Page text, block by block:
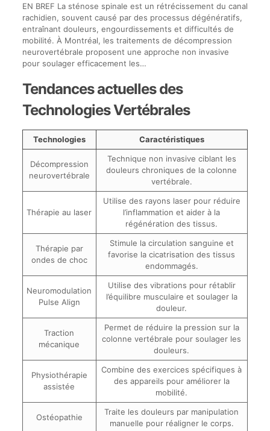
EN BREF La sténose spinale est un rétrécissement du canal
rachidien, souvent causé par des processus dégénératifs,
entraînant douleurs, engourdissements et difficultés de
mobilité. À Montréal, les traitements de décompression
neurovertébrale proposent une approche non invasive
pour soulager efficacement les…
Tendances actuelles des
Technologies Vertébrales
Technologies Caractéristiques
Décompression
neurovertébrale
Technique non invasive ciblant les
douleurs chroniques de la colonne
vertébrale.
Thérapie au laser
Utilise des rayons laser pour réduire
l’inflammation et aider à la
régénération des tissus.
Thérapie par
ondes de choc
Stimule la circulation sanguine et
favorise la cicatrisation des tissus
endommagés.
Neuromodulation
Pulse Align
Utilise des vibrations pour rétablir
l’équilibre musculaire et soulager la
douleur.
Traction
mécanique
Permet de réduire la pression sur la
colonne vertébrale pour soulager les
douleurs.
Physiothérapie
assistée
Combine des exercices spécifiques à
des appareils pour améliorer la
mobilité.
Ostéopathie
Traite les douleurs par manipulation
manuelle pour réaligner le corps.